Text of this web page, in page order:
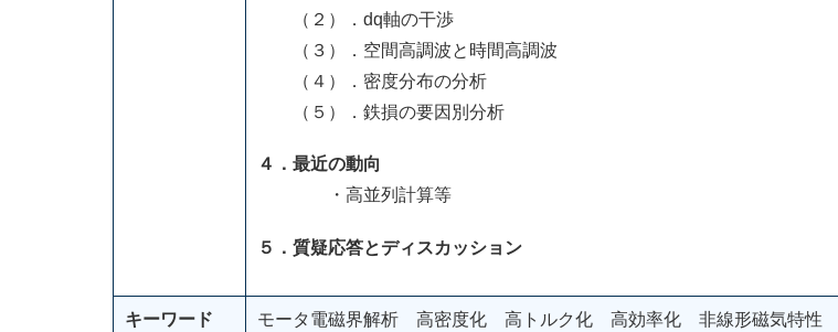
（２）．dq軸の干渉
（３）．空間高調波と時間高調波
（４）．密度分布の分析
（５）．鉄損の要因別分析
４．最近の動向
・高並列計算等
５．質疑応答とディスカッション
キーワード
モータ電磁界解析 高密度化 高トルク化 高効率化 非線形磁気特性